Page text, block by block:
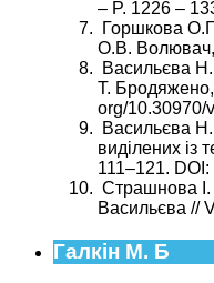
– P. 1226 –
Горшкова
О.В. Волювач,
Васильєва Н.
Т.
org/10.30970/
Васильєва Н.
виділених
111–121.
Страшнова І.
Васильєва //
Галкін М. Б